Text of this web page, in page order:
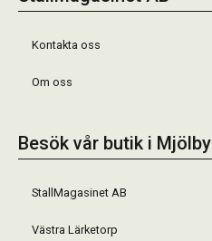
Kontakta oss
Om oss
Besök vår butik i Mjölby
StallMagasinet AB
Västra Lärketorp